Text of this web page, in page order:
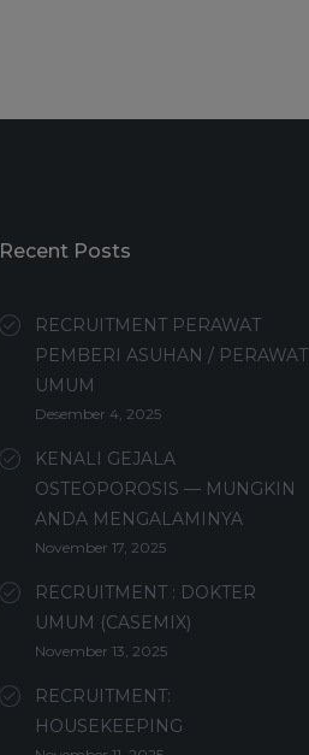
Recent Posts
RECRUITMENT PERAWAT
PEMBERI ASUHAN / PERAWAT
UMUM
Desember 4, 2025
KENALI GEJALA
OSTEOPOROSIS — MUNGKIN
ANDA MENGALAMINYA
November 17, 2025
RECRUITMENT : DOKTER
UMUM (CASEMIX)
November 13, 2025
RECRUITMENT:
HOUSEKEEPING